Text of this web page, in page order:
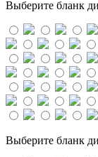
Выберите бланк
Выберите бланк